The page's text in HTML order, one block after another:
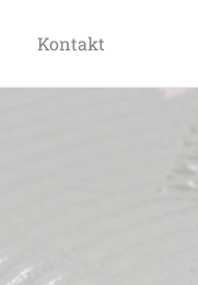
Kontakt